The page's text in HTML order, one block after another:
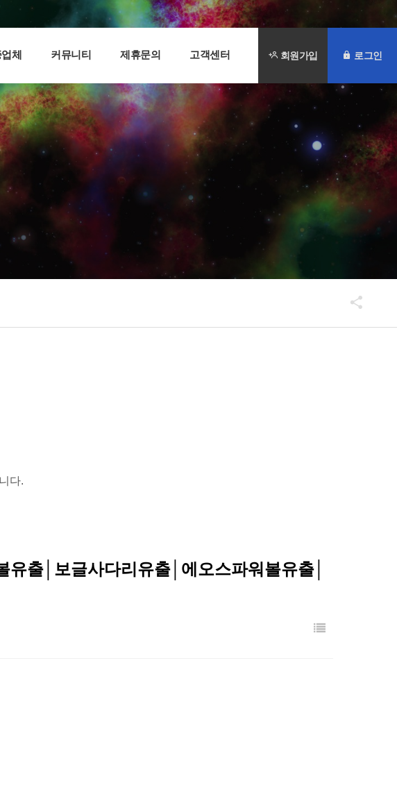
체 커뮤니티 제휴문의 고객센터 회원가입 로그인
다.
출│보글사다리유출│에오스파워볼유출│